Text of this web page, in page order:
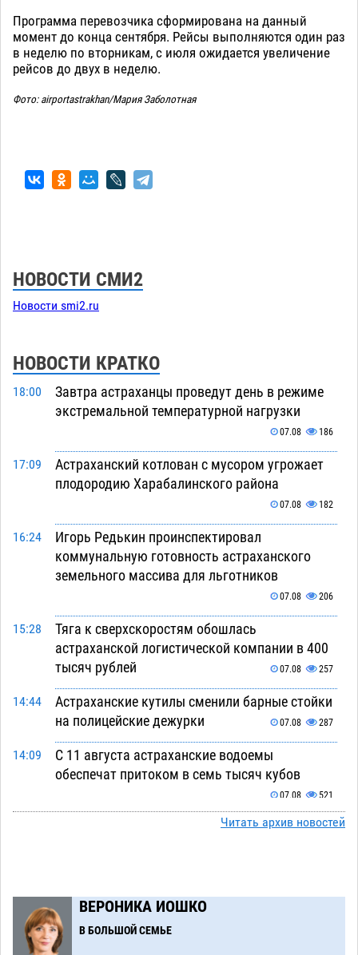
Программа перевозчика сформирована на данный
момент до конца сентября. Рейсы выполняются один раз
в неделю по вторникам, с июля ожидается увеличение
рейсов до двух в неделю.
Фото: airportastrakhan/Мария Заболотная
НОВОСТИ СМИ2
Новости smi2.ru
НОВОСТИ КРАТКО
18:00
Завтра астраханцы проведут день в режиме
экстремальной температурной нагрузки
07.08 186
17:09
Астраханский котлован с мусором угрожает
плодородию Харабалинского района
07.08 182
16:24
Игорь Редькин проинспектировал
коммунальную готовность астраханского
земельного массива для льготников
07.08 206
15:28
Тяга к сверхскоростям обошлась
астраханской логистической компании в 400
тысяч рублей
07.08 257
14:44
Астраханские кутилы сменили барные стойки
на полицейские дежурки
07.08 287
14:09
С 11 августа астраханские водоемы
обеспечат притоком в семь тысяч кубов
07.08 521
Астраханский аэропорт попробует отбиться
помойку
11:58
В Астрахани подросток угнал мотоцикл и
Читать архив новостей
ВЕРОНИКА ИОШКО
В БОЛЬШОЙ СЕМЬЕ